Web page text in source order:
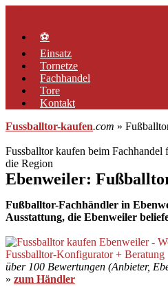
springen⚽
Einsatz
Tornetze
Fachhandel
Tore
Kontakt
Fussballtor-kaufen.com »
Fussballtor kaufen beim
die Region
Ebenweiler:
Fußballtor-Fachhändler in
Ausstattung, die Ebenweiler
über 100 Bewertungen (Anbieter,
» zum Händler